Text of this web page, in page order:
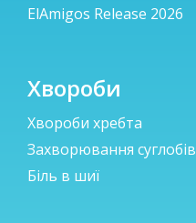
ElAmigos Release 2026
Хвороби
Хвороби хребта
Захворювання суглобів
Біль в шиї